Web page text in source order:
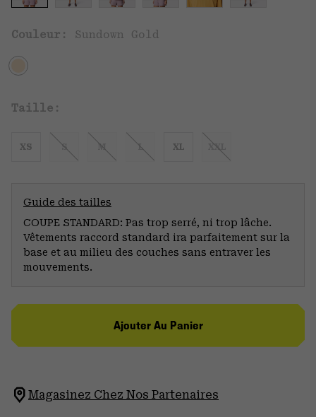
Couleur: Sundown Gold
Taille:
XS S M L XL XXL
Guide des tailles
COUPE STANDARD: Pas trop serré, ni trop lâche.
Vêtements raccord standard ira parfaitement sur la
base et au milieu des couches sans entraver les
mouvements.
Ajouter Au Panier
Magasinez Chez Nos Partenaires